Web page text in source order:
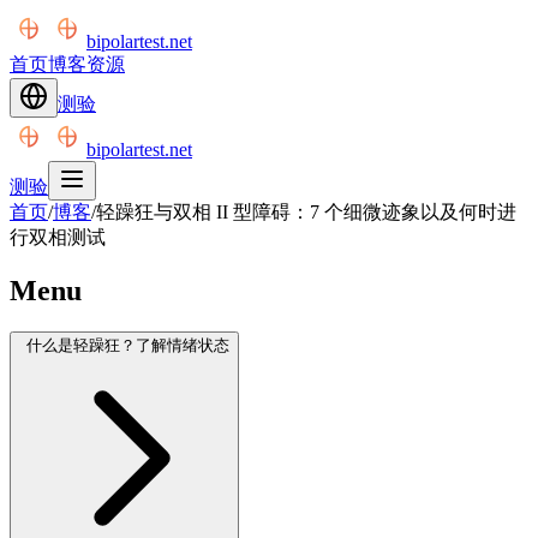
bipolartest.net
首页博客资源
测验
bipolartest.net
测验
首页/博客/轻躁狂与双相 II 型障碍：7 个细微迹象以及何时进
行双相测试
Menu
什么是轻躁狂？了解情绪状态